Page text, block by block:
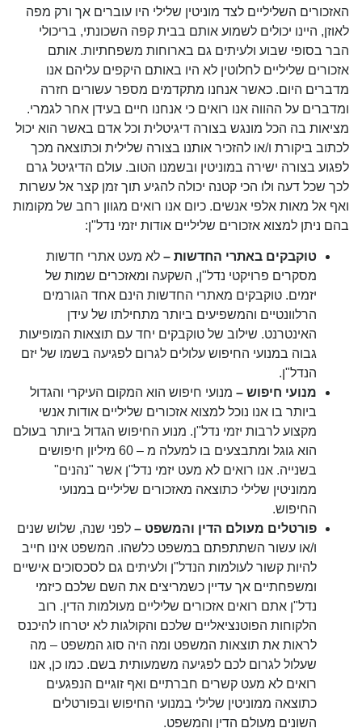
האזכורים השליליים לצד מוניטין שלילי היו עוברים אך ורק מפה
לאוזן, היינו יכולים לשמוע אותם בבית קפה השכונתי, בריכולי
הבר בסופי שבוע ולעיתים גם בארוחות משפחתיות. אותם
אזכורים שליליים לחלוטין לא היו באותם היקפים עליהם אנו
מדברים היום. כאשר אנחנו מתקדמים מספר עשורים חזרה
ומדברים על ההווה אנו רואים כי אנחנו חיים בעידן אחר לגמרי.
מציאות בה הכל מונגש בצורה דיגיטלית וכל אדם באשר הוא יכול
לכתוב ביקורת ו/או להזכיר אותנו בצורה שלילית וכתוצאה מכך
לפגוע בצורה ישירה במוניטין ובשמנו הטוב. עולם הדיגיטל גרם
לכך שכל דעה ולו הכי קטנה יכולה להגיע תוך זמן קצר אל עשרות
ואף אל מאות אלפי אנשים. כיום אנו רואים מגוון רחב של מקומות
בהם ניתן למצוא אזכורים שליליים אודות יזמי נדל"ן:
טוקבקים באתרי החדשות – לא מעט אתרי חדשות
מסקרים פרויקטי נדל"ן, השקעה ומאזכרים שמות של
יזמים. טוקבקים מאתרי החדשות הינם אחד הגורמים
הרלוונטיים והמשפיעים ביותר מתחילתו של עידן
האינטרנט. שילוב של טוקבקים יחד עם תוצאות המופיעות
גבוה במנועי החיפוש עלולים לגרום לפגיעה בשמו של יזם
הנדל"ן.
מנועי חיפוש – מנועי חיפוש הוא המקום העיקרי והגדול
ביותר בו אנו נוכל למצוא אזכורים שליליים אודות אנשי
מקצוע לרבות יזמי נדל"ן. מנוע החיפוש הגדול ביותר בעולם
הוא גוגל ומתבצעים בו למעלה מ – 60 מיליון חיפושים
בשנייה. אנו רואים לא מעט יזמי נדל"ן אשר "נהנים"
ממוניטין שלילי כתוצאה מאזכורים שליליים במנועי
החיפוש.
פורטלים מעולם הדין והמשפט – לפני שנה, שלוש שנים
ו/או עשור השתתפתם במשפט כלשהו. המשפט אינו חייב
להיות קשור לעולמות הנדל"ן ולעיתים גם לסכסוכים אישיים
ומשפחתיים אך עדיין כשמריצים את השם שלכם כיזמי
נדל"ן אתם רואים אזכורים שליליים מעולמות הדין. רוב
הלקוחות הפוטנציאליים שלכם והקולגות לא יטרחו להיכנס
לראות את תוצאות המשפט ומה היה סוג המשפט – מה
שעלול לגרום לכם לפגיעה משמעותית בשם. כמו כן, אנו
רואים לא מעט קשרים חברתיים ואף זוגיים הנפגעים
כתוצאה ממוניטין שלילי במנועי החיפוש ובפורטלים
השונים מעולם הדין והמשפט.